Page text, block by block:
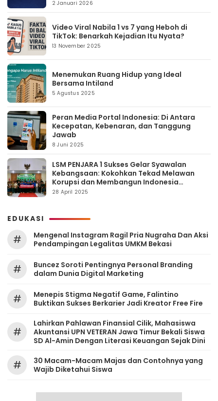
2 Januari 2026
Video Viral Nabila 1 vs 7 yang Heboh di
TikTok: Benarkah Kejadian Itu Nyata?
13 November 2025
Menemukan Ruang Hidup yang Ideal
Bersama Intiland
5 Agustus 2025
Peran Media Portal Indonesia: Di Antara
Kecepatan, Kebenaran, dan Tanggung
Jawab
8 Juni 2025
LSM PENJARA 1 Sukses Gelar Syawalan
Kebangsaan: Kokohkan Tekad Melawan
Korupsi dan Membangun Indonesia
Berintegritas
28 April 2025
EDUKASI
#
Mengenal Instagram Ragil Pria Nugraha Dan Aksi
Pendampingan Legalitas UMKM Bekasi
#
‎Buncez Soroti Pentingnya Personal Branding
dalam Dunia Digital Marketing
#
Menepis Stigma Negatif Game, Falintino
Buktikan Sukses Berkarier Jadi Kreator Free Fire
#
Lahirkan Pahlawan Finansial Cilik, Mahasiswa
Akuntansi UPN VETERAN Jawa Timur Bekali Siswa
SD Al-Amin Dengan Literasi Keuangan Sejak Dini
#
30 Macam-Macam Majas dan Contohnya yang
Wajib Diketahui Siswa